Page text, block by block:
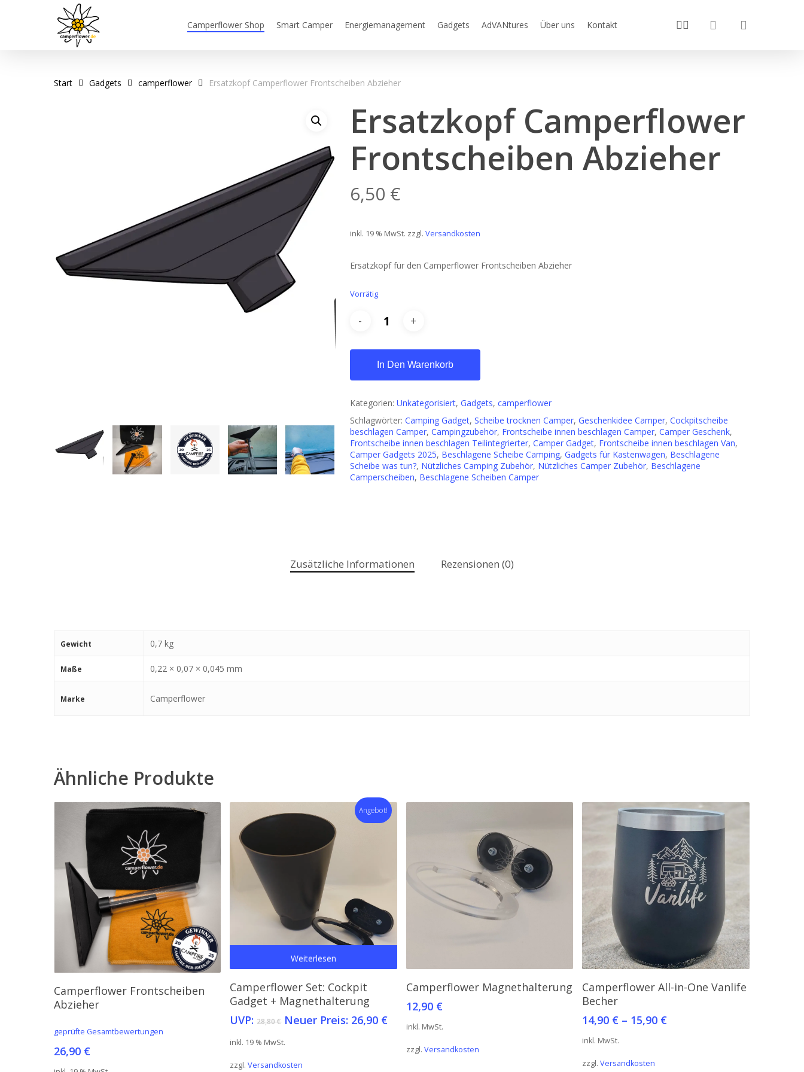
Camperflower Shop Smart Camper Energiemanagement Gadgets AdVANtures Über uns Kontakt youtube
instagram search
Start Gadgets camperflower Ersatzkopf Camperflower Frontscheiben Abzieher
Ersatzkopf Camperflower
Frontscheiben Abzieher
6,50 €
inkl. 19 % MwSt. zzgl. Versandkosten
Ersatzkopf für den Camperflower Frontscheiben Abzieher
Vorrätig
In Den Warenkorb
Kategorien: Unkategorisiert, Gadgets, camperflower
Schlagwörter: Camping Gadget, Scheibe trocknen Camper, Geschenkidee Camper, Cockpitscheibe
beschlagen Camper, Campingzubehör, Frontscheibe innen beschlagen Camper, Camper Geschenk,
Frontscheibe innen beschlagen Teilintegrierter, Camper Gadget, Frontscheibe innen beschlagen Van,
Camper Gadgets 2025, Beschlagene Scheibe Camping, Gadgets für Kastenwagen, Beschlagene
Scheibe was tun?, Nützliches Camping Zubehör, Nützliches Camper Zubehör, Beschlagene
Camperscheiben, Beschlagene Scheiben Camper
Zusätzliche Informationen Rezensionen (0)
Gewicht 0,7 kg
Maße 0,22 × 0,07 × 0,045 mm
Marke Camperflower
Ähnliche Produkte
In Den Warenkorb
Camperflower Frontscheiben
Abzieher
geprüfte Gesamtbewertungen
26,90 €
Angebot!
Weiterlesen
Camperflower Set: Cockpit
Gadget + Magnethalterung
UVP: 28,80€ Ursprünglicher
war:
28,80 €
Neuer Preis: 26,90 €Aktueller
Preis
26,90 €.
inkl. 19 % MwSt.
zzgl.Versandkosten
Ausführung Wählen
Produkt
weist
Camperflower Magnethalterung
12,90 €
inkl. MwSt.
zzgl. Versandkosten
Ausführung Wählen
Dieses
Produkt
weist
Camperflower All-in-One Vanlife
Becher
14,90 € – 15,90 €
inkl. MwSt.
zzgl.Versandkosten